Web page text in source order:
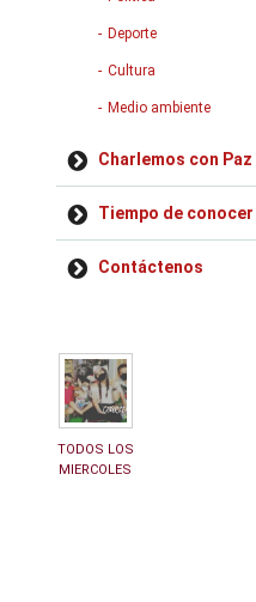
Deporte
Cultura
Medio ambiente
Charlemos con Paz
Tiempo de conocer
Contáctenos
TODOS LOS
MIERCOLES